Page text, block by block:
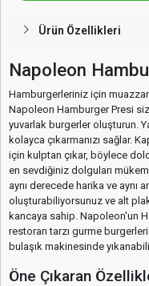
Ürün Özellikleri
Napoleon
Hamburgerleriniz için
Napoleon Hamburger Presi
yuvarlak burgerler oluşturun.
kolayca çıkarmanızı sağlar.
için kulptan çıkar, böylece
en sevdiğiniz dolguları
aynı derecede harika ve aynı
oluşturabiliyorsunuz ve alt
kancaya sahip. Napoleon'un
restoran tarzı gurme
bulaşık makinesinde
Öne Çıkaran